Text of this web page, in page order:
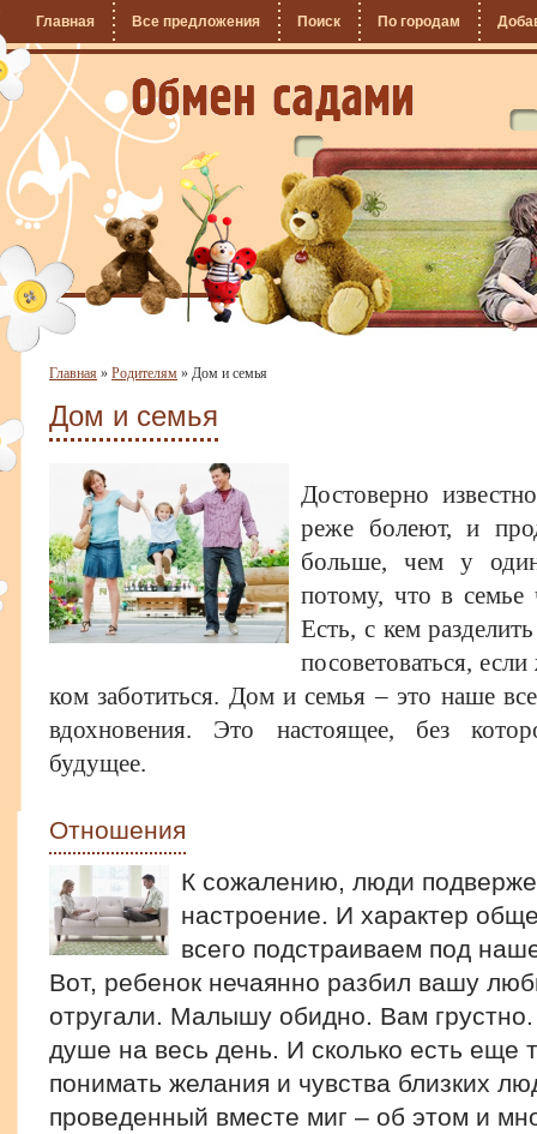
Главная Все предложения Поиск По городам
Главная » Родителям » Дом и семья
Дом и семья
Достоверно
реже болеют, и
больше, чем у
потому, что в
Есть, с кем
посоветоваться,
ком заботиться. Дом и семья – это наше
вдохновения. Это настоящее, без
будущее.
Отношения
К сожалению, люди
настроение. И характер
всего подстраиваем под
Вот, ребенок нечаянно разбил вашу
отругали. Малышу обидно. Вам
душе на весь день. И сколько есть еще
понимать желания и чувства близких
проведенный вместе миг – об этом и